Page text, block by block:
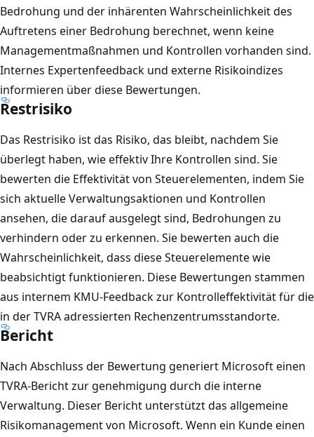
Bedrohung und der inhärenten Wahrscheinlichkeit des
Auftretens einer Bedrohung berechnet, wenn keine
Managementmaßnahmen und Kontrollen vorhanden sind.
Internes Expertenfeedback und externe Risikoindizes
informieren über diese Bewertungen.
Restrisiko
Das Restrisiko ist das Risiko, das bleibt, nachdem Sie
überlegt haben, wie effektiv Ihre Kontrollen sind. Sie
bewerten die Effektivität von Steuerelementen, indem Sie
sich aktuelle Verwaltungsaktionen und Kontrollen
ansehen, die darauf ausgelegt sind, Bedrohungen zu
verhindern oder zu erkennen. Sie bewerten auch die
Wahrscheinlichkeit, dass diese Steuerelemente wie
beabsichtigt funktionieren. Diese Bewertungen stammen
aus internem KMU-Feedback zur Kontrolleffektivität für die
in der TVRA adressierten Rechenzentrumsstandorte.
Bericht
Nach Abschluss der Bewertung generiert Microsoft einen
TVRA-Bericht zur genehmigung durch die interne
Verwaltung. Dieser Bericht unterstützt das allgemeine
Risikomanagement von Microsoft. Wenn ein Kunde einen